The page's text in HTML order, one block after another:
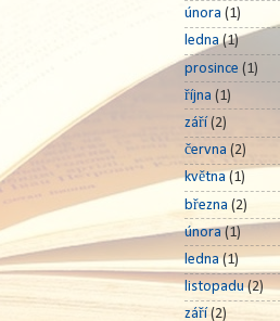
února (1)
ledna(1)
prosince (1)
října (1)
září (2)
června (2)
května (1)
března (2)
února(1)
ledna(1)
listopadu(2)
září (2)